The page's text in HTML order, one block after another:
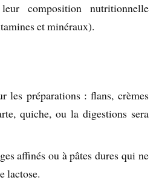
composition nutritionnelle
et minéraux).
les préparations : flans, crèmes
quiche, ou la digestions sera
affinés ou à pâtes dures qui ne
lactose.